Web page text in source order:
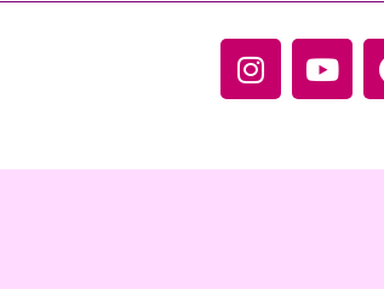
I
n
a
Y
o
u